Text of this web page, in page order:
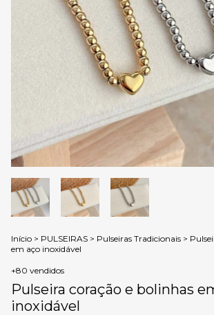
Início > PULSEIRAS > Pulseiras Tradicionais >
em aço inoxidável
+80 vendidos
Pulseira coração e bolinhas
inoxidável